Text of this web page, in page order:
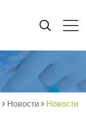
Новости Новости